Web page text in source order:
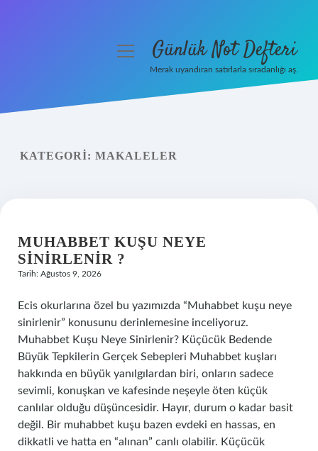
Yasal Uyarı
menüyüGünlük Not Defteri
Merak uyandıran satırlarla sıradanlığı aş.
KATEGORI: MAKALELER
MUHABBET KUŞU NEYE
SINIRLENIR ?
Tarih: Ağustos 9, 2026
Ecis okurlarına özel bu yazımızda “Muhabbet kuşu neye
sinirlenir” konusunu derinlemesine inceliyoruz.
Muhabbet Kuşu Neye Sinirlenir? Küçücük Bedende
Büyük Tepkilerin Gerçek Sebepleri Muhabbet kuşları
hakkında en büyük yanılgılardan biri, onların sadece
sevimli, konuşkan ve kafesinde neşeyle öten küçük
canlılar olduğu düşüncesidir. Hayır, durum o kadar basit
değil. Bir muhabbet kuşu bazen evdeki en hassas, en
dikkatli ve hatta en “alınan” canlı olabilir. Küçücük